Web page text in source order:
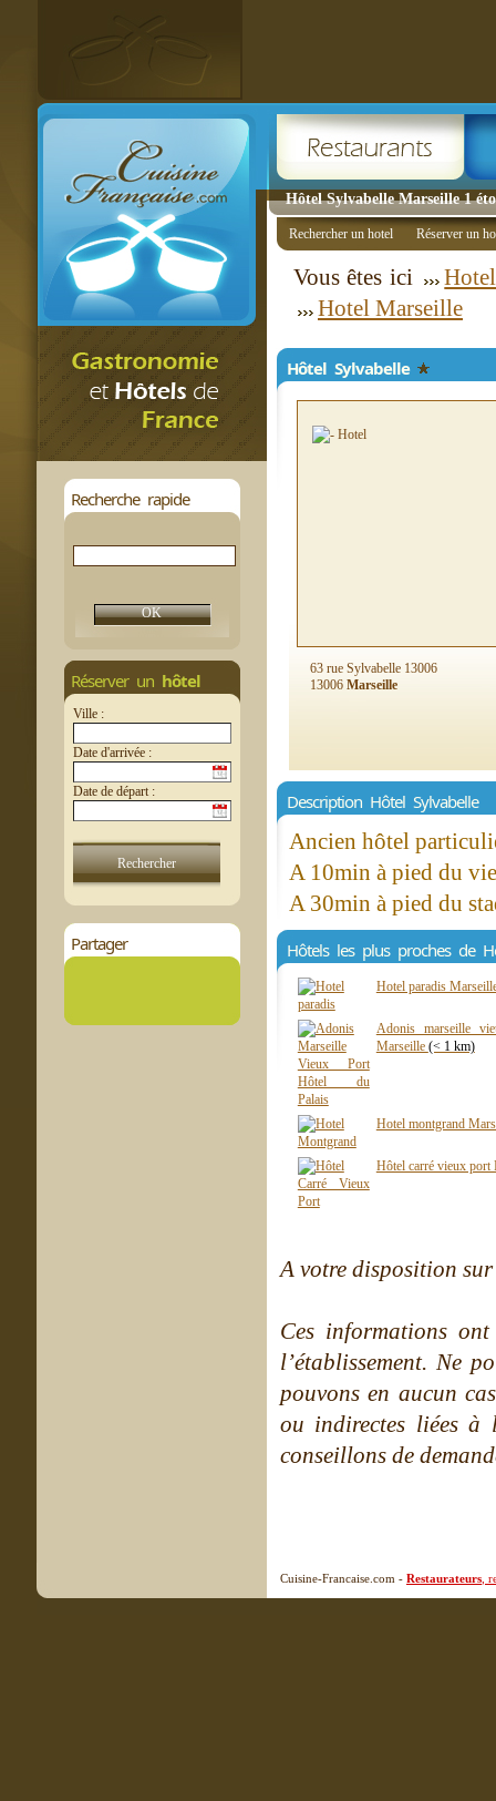
Hôtel Sylvabelle Marseille 1
Recherche rapide
Réserver un hôtel
Ville :
Date d'arrivée :
Date de départ :
Partager
Rechercher un hotel Réserver un
Vous êtes ici
Hotel Marseille
Hôtel Sylvabelle
63 rue Sylvabelle 13006
13006 Marseille
Description Hôtel Sylvabelle
Ancien hôtel
A 10min à pied du
A 30min à pied du
Hôtels les plus proches de
Hotel paradis
Adonis marseille
Marseille (< 1 km)
Hotel montgrand
Hôtel carré vieux
A votre disposition
Ces informations
l’établissement. Ne
pouvons en aucun
ou indirectes liées à
conseillons de
Cuisine-Francaise.com - Restaurateurs ,